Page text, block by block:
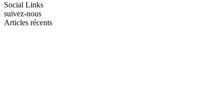
Social Links
suivez-nous
Articles récents